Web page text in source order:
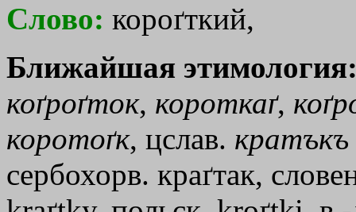
Слово: короґткий,
Ближайшая
коґроґток, короткаґ,
коротоґк, цслав. кратъкъ
сербохорв. краґтак,